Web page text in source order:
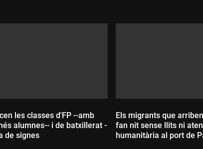
les classes d'FP --amb
alumnes-- i de batxillerat -
de signes
Els migrants que
fan nit sense llits ni
humanitària al port de